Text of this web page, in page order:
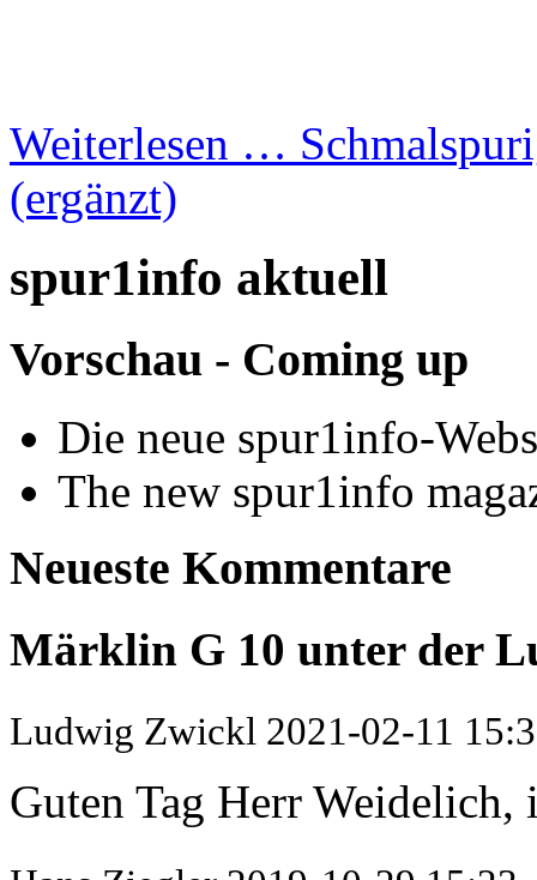
Weiterlesen …
(ergänzt)
spur1info aktuell
Vorschau - Coming up
Die neue spur1info-
The new spur1info
Neueste Kommentare
Märklin G 10 unter der
Ludwig Zwickl 2021-02-11
Guten Tag Herr